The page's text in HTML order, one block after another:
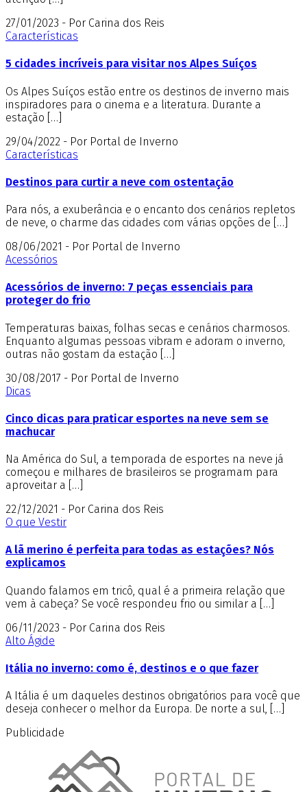
27/01/2023 - Por Carina dos Reis
Características
5 cidades incríveis para visitar nos Alpes Suíços
Os Alpes Suíços estão entre os destinos de inverno mais
inspiradores para o cinema e a literatura. Durante a
estação […]
29/04/2022 - Por Portal de Inverno
Características
Destinos para curtir a neve com ostentação
Para nós, a exuberância e o encanto dos cenários repletos
de neve, o charme das cidades com várias opções de […]
08/06/2021 - Por Portal de Inverno
Acessórios
Acessórios de inverno: 7 peças essenciais para
proteger do frio
Temperaturas baixas, folhas secas e cenários charmosos.
Enquanto algumas pessoas vibram e adoram o inverno,
outras não gostam da estação […]
30/08/2017 - Por Portal de Inverno
Dicas
Cinco dicas para praticar esportes na neve sem se
machucar
Na América do Sul, a temporada de esportes na neve já
começou e milhares de brasileiros se programam para
aproveitar a […]
22/12/2021 - Por Carina dos Reis
O que Vestir
A lã merino é perfeita para todas as estações? Nós
explicamos
Quando falamos em tricô, qual é a primeira relação que
vem à cabeça? Se você respondeu frio ou similar a […]
06/11/2023 - Por Carina dos Reis
Alto Ágide
Itália no inverno: como é, destinos e o que fazer
A Itália é um daqueles destinos obrigatórios para você que
deseja conhecer o melhor da Europa. De norte a sul, […]
Publicidade